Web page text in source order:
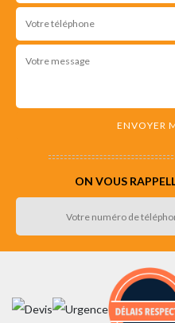
ON VOUS